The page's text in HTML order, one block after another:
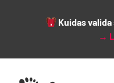
Kuidas
→